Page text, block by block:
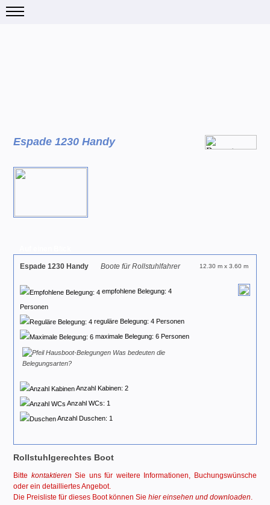
Espade 1230 Handy
Espade 1230 Handy Boote für Rollstuhlfahrer 12.30 m x 3.60 m
empfohlene Belegung: 4
Personen
reguläre Belegung: 4 Personen
maximale Belegung: 6 Personen
Was bedeuten die
Belegungsarten?
Anzahl Kabinen: 2
Anzahl WCs: 1
Anzahl Duschen: 1
Rollstuhlgerechtes Boot
Bitte kontaktieren Sie uns für weitere Informationen, Buchungswünsche
oder ein detailliertes Angebot.
Die Preisliste für dieses Boot können Siehier einsehen und downloaden.